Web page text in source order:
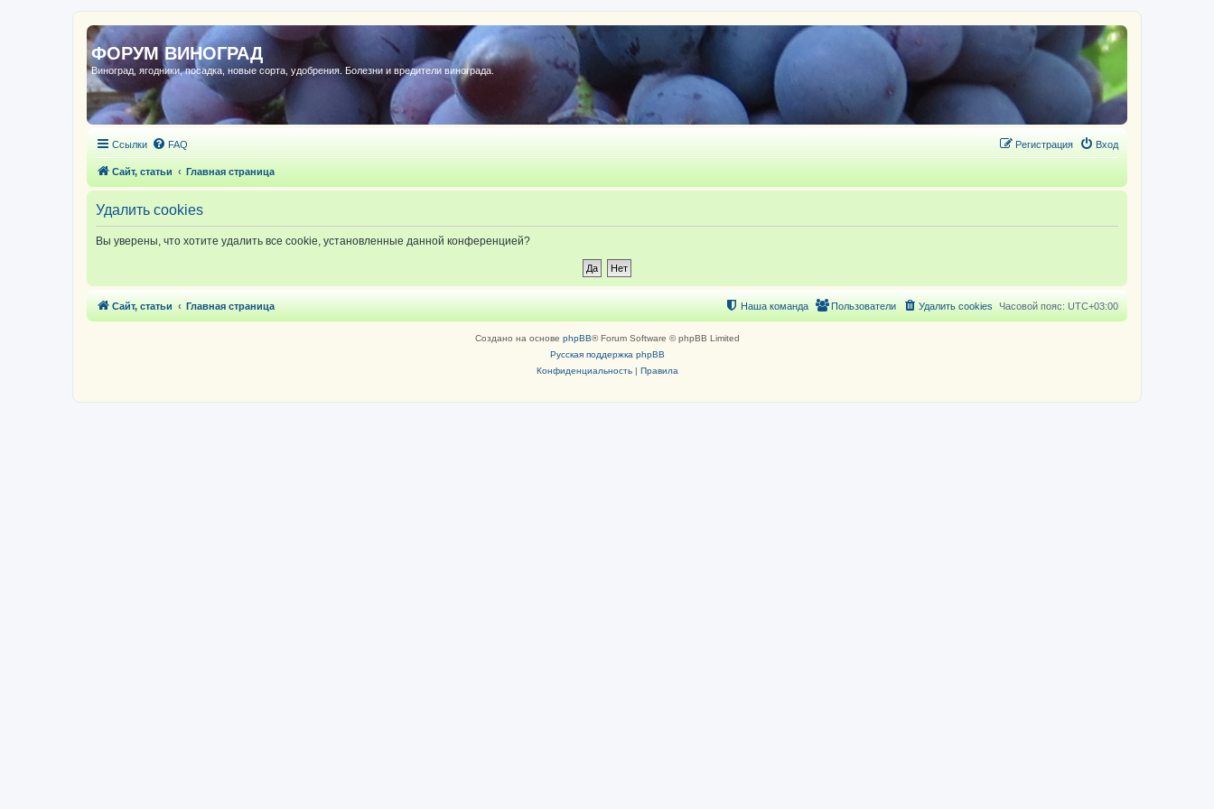
ФОРУМ ВИНОГРАД
Виноград, ягодники, посадка, новые сорта, удобрения. Болезни и вредители винограда.
Ссылки FAQ Вход
Регистрация
Сайт, статьи Главная страница
Удалить cookies
Вы уверены, что хотите удалить все cookie, установленные данной конференцией?
Сайт, статьи Главная страница Часовой пояс: UTC+03:00
Удалить cookies
Пользователи
Наша команда
Создано на основе phpBB® Forum Software © phpBB Limited
Русская поддержка phpBB
Конфиденциальность| Правила